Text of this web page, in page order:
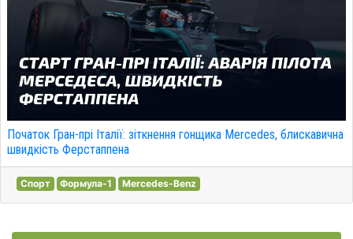
Початок Гран-прі Італії: зіткнення гонщика Mercedes, блискавична
швидкість Ферстаппена
Спорт Формула-1 Mercedes-Benz